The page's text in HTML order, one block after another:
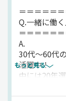
＜教育体制＞
横乗り1週間
／
未経験でも
＼
＝＝＝＝＝
Q.一緒に働
＝＝＝＝＝
A.
30代～60代
活躍中！
中には20年
もっと見る